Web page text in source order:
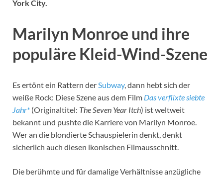
York City.
Marilyn Monroe und ihre
populäre Kleid-Wind-Szene
Es ertönt ein Rattern der Subway, dann hebt sich der
weiße Rock: Diese Szene aus dem Film Das verflixte siebte
Jahr* (Originaltitel: The Seven Year Itch) ist weltweit
bekannt und pushte die Karriere von Marilyn Monroe.
Wer an die blondierte Schauspielerin denkt, denkt
sicherlich auch diesen ikonischen Filmausschnitt.
Die berühmte und für damalige Verhältnisse anzügliche